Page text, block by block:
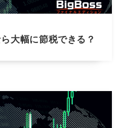
大幅に節税できる？